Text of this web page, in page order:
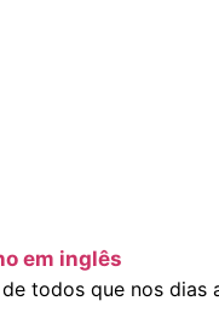
em inglês
todos que nos dias